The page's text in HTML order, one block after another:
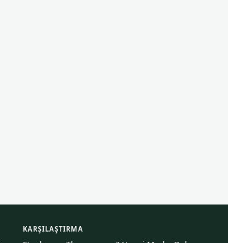
KARŞILAŞTIRMA